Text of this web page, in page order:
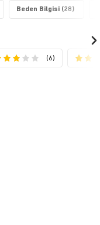
Beden Bilgisi (28)
(6)